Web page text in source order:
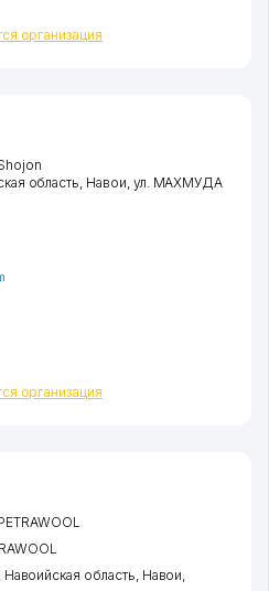
организация
организация
область, Навои, ул. МАХМУДА
Навоийская область, Навои,